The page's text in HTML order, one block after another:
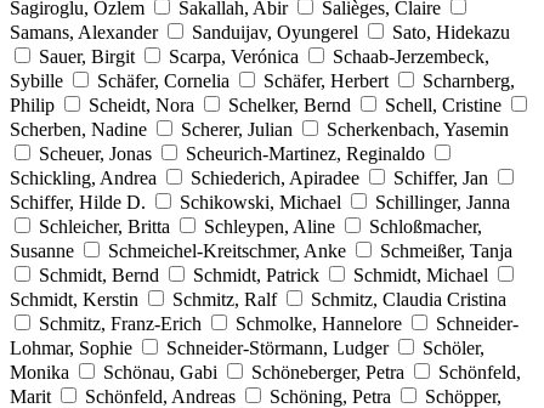
Sagiroglu, Özlem
Sakallah, Abir
Salièges, Claire
Samans, Alexander
Sanduijav, Oyungerel
Sato, Hidekazu
Sauer, Birgit
Scarpa, Verónica
Schaab-Jerzembeck,
Sybille
Schäfer, Cornelia Schäfer, Herbert
Scharnberg,
Philip
Scheidt, Nora Schelker, Bernd
Schell, Cristine
Scherben, Nadine
Scherer, Julian
Scherkenbach, Yasemin
Scheuer, Jonas
Scheurich-Martinez, Reginaldo
Schickling, Andrea
Schiederich, Apiradee
Schiffer, Jan
Schiffer, Hilde D.
Schikowski, Michael
Schillinger, Janna
Schleicher, Britta
Schleypen, Aline
Schloßmacher,
Susanne
Schmeichel-Kreitschmer, Anke
Schmeißer, Tanja
Schmidt, Bernd
Schmidt, Patrick
Schmidt, Michael
Schmidt, Kerstin
Schmitz, Ralf
Schmitz, Claudia Cristina
Schmitz, Franz-Erich
Schmolke, Hannelore
Schneider-
Lohmar, Sophie
Schneider-Störmann, Ludger
Schöler,
Monika
Schönau, Gabi Schöneberger, Petra
Schönfeld,
Marit
Schönfeld, Andreas Schöning, Petra
Schöpper,